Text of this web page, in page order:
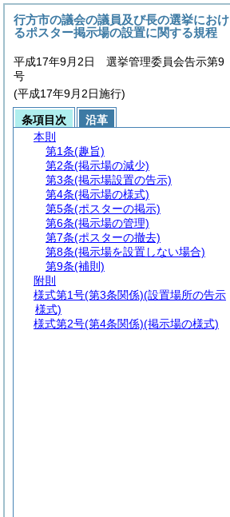
行方市の議会の議員及び長の選挙におけ
るポスター掲示場の設置に関する規程
平成17年9月2日 選挙管理委員会告示第9
号
(平成17年9月2日施行)
条項目次
沿革
本則
第1条(趣旨)
第2条(掲示場の減少)
第3条(掲示場設置の告示)
第4条(掲示場の様式)
第5条(ポスターの掲示)
第6条(掲示場の管理)
第7条(ポスターの撤去)
第8条(掲示場を設置しない場合)
第9条(補則)
附則
様式第1号(第3条関係)(設置場所の告示
様式)
様式第2号(第4条関係)(掲示場の様式)